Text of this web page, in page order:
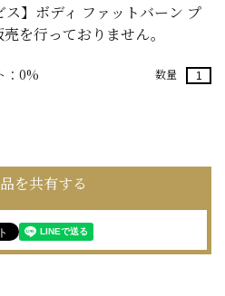
】ボディ ファットバーン プ
を行っておりません。
：0% 数量
を共有する